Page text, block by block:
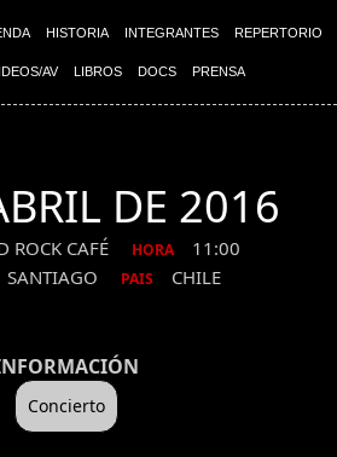
HISTORIA INTEGRANTES REPERTORIO
AV LIBROS DOCS PRENSA
DE 2016
ROCK CAFÉ HORA 11:00
SANTIAGO PAIS CHILE
Concierto